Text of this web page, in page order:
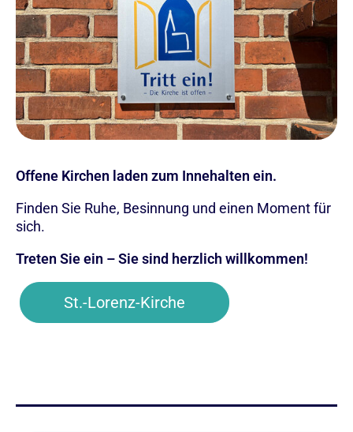
Offene Kirchen laden zum Innehalten ein.
Finden Sie Ruhe, Besinnung und einen Moment für
sich.
Treten Sie ein – Sie sind herzlich willkommen!
St.-Lorenz-Kirche